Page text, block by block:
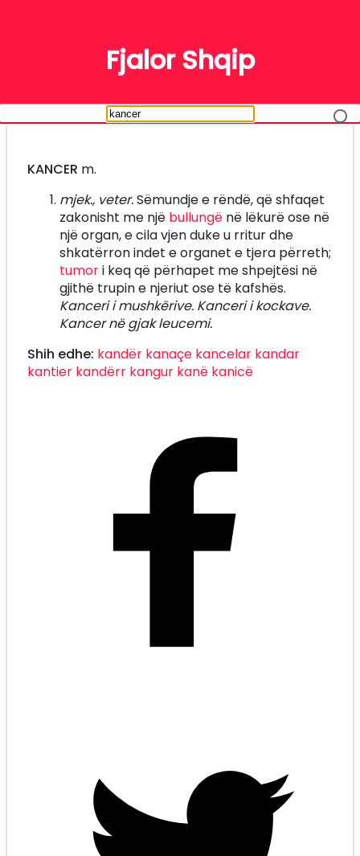
Fjalor Shqip
KANCER m.
mjek., veter.Sëmundje e rëndë, që shfaqet
zakonisht me një bullungënë lëkurë ose në
një organ, e cila vjen duke u rritur dhe
shkatërron indet e organet e tjera përreth;
tumori keq që përhapet me shpejtësi në
gjithë trupin e njeriut ose të kafshës.
Kanceri i mushkërive. Kanceri i kockave.
Kancer në gjak leucemi.
Shih edhe: kandër kanaçe kancelar kandar
kantier kandërr kangur kanë kanicë